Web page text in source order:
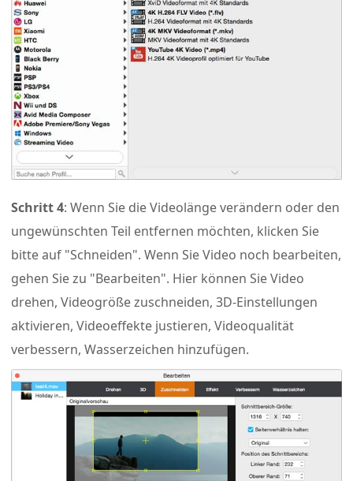
Schritt 4: Wenn Sie die Videolänge verändern oder den
ungewünschten Teil entfernen möchten, klicken Sie
bitte auf "Schneiden". Wenn Sie Video noch bearbeiten,
gehen Sie zu "Bearbeiten". Hier können Sie Video
drehen, Videogröße zuschneiden, 3D-Einstellungen
aktivieren, Videoeffekte justieren, Videoqualität
verbessern, Wasserzeichen hinzufügen.